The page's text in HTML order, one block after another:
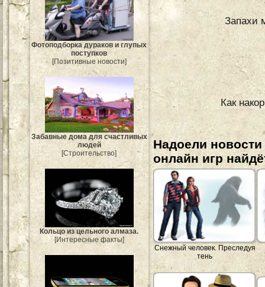
Фотоподборка дураков и глупых
поступков
[Позитивные новости]
Забавные дома для счастливых
людей
[Строительство]
Кольцо из цельного алмаза.
[Интересные факты]
Запахи
Как
Надоели
онлайн игр
Снежный человек. Преследуя
тень